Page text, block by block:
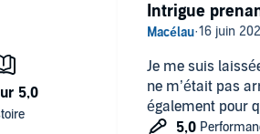
Je me suis
ne m’était pas
également pour
Intrigue